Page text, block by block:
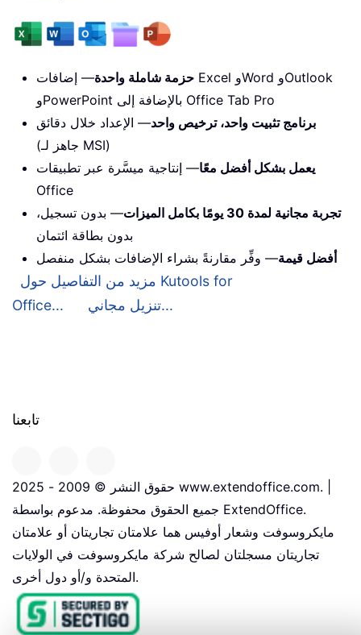
حزمة شاملة واحدة— إضافات Excel وWord وOutlook
وPowerPoint بالإضافة إلى Office Tab Pro
برنامج تثبيت واحد، ترخيص واحد— الإعداد خلال دقائق
(جاهز لـ MSI)
يعمل بشكل أفضل معًا— إنتاجية ميسَّرة عبر تطبيقات
Office
تجربة مجانية لمدة 30 يومًا بكامل الميزات
— بدون تسجيل،
بدون بطاقة ائتمان
أفضل قيمة— وفِّر مقارنةً بشراء الإضافات بشكل منفصل
مزيد من التفاصيل حول Kutools for
Office...
تنزيل مجاني...
تابعنا
حقوق النشر © 2009 - 2025 www.extendoffice.com. |
جميع الحقوق محفوظة. مدعوم بواسطة ExtendOffice.
مايكروسوفت وشعار أوفيس هما علامتان تجاريتان أو علامتان
تجاريتان مسجلتان لصالح شركة مايكروسوفت في الولايات
المتحدة و/أو دول أخرى.